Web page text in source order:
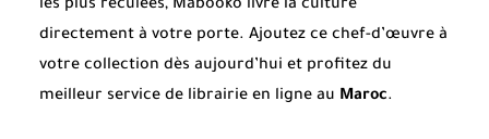
les plus reculées, Mabooko livre la culture
directement à votre porte. Ajoutez ce chef-d’œuvre à
votre collection dès aujourd’hui et profitez du
meilleur service de librairie en ligne au Maroc.